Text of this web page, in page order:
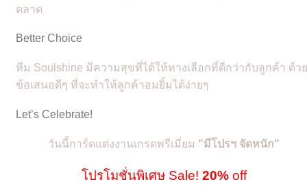
ตลาด
Better Choice
ทีม Soulshine มีความสุขที่ได้ให้ทางเลือกที่ดีกว่ากับลูกค้า ด้วย
ข้อเสนอดีๆ ที่จะทำให้ลูกค้าอมยิ้มได้ง่ายๆ
Let’s Celebrate!
วันนี้การ์ดแต่งงานเกรดพรีเมี่ยม "มีโปรฯ จัดหนัก"
โปรโมชั่นพิเศษ Sale! 20% off